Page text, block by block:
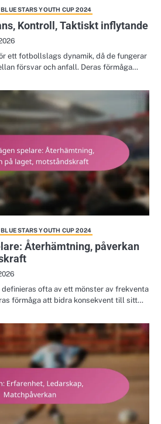
STARS YOUTH CUP 2024
Kontroll, Taktiskt inflytande
ett fotbollslags dynamik, då de fungerar
försvar och anfall. Deras förmåga…
STARS YOUTH CUP 2024
Återhämtning, påverkan
ofta av ett mönster av frekventa
förmåga att bidra konsekvent till sitt…